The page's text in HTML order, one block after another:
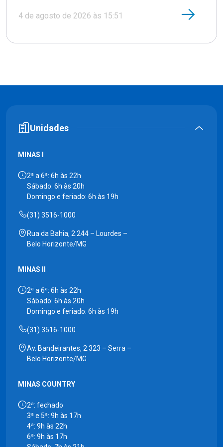
4 de agosto de 2026 às 15:51
Unidades
MINAS I
2ª a 6ª: 6h às 22h
Sábado: 6h às 20h
Domingo e feriado: 6h às 19h
(31) 3516-1000
Rua da Bahia, 2.244 – Lourdes –
Belo Horizonte/MG
MINAS II
2ª a 6ª: 6h às 22h
Sábado: 6h às 20h
Domingo e feriado: 6h às 19h
(31) 3516-1000
Av. Bandeirantes, 2.323 – Serra –
Belo Horizonte/MG
MINAS COUNTRY
2ª: fechado
3ª e 5ª: 9h às 17h
4ª: 9h às 22h
6ª: 9h às 17h